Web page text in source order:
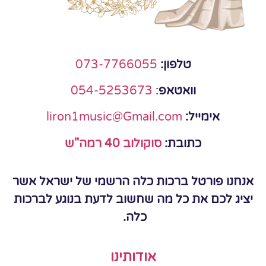
טלפון: 073-7766055
וואטאפ:
054-5253673
אימייל: liron1music@Gmail.com
כתובת: סוקולוב 40 רמה"ש
אנחנו פורטל ברכות כלה הרשמי של ישראל אשר
יציג לכם את כל מה שחשוב לדעת בנוגע לברכות
כלה.
אודותינו